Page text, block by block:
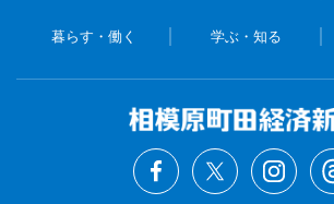
暮らす・働く 学ぶ・知る